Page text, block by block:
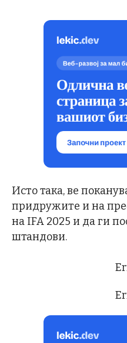
Исто така, ве
придружите и на
на IFA 2025 и да ги
штандови.